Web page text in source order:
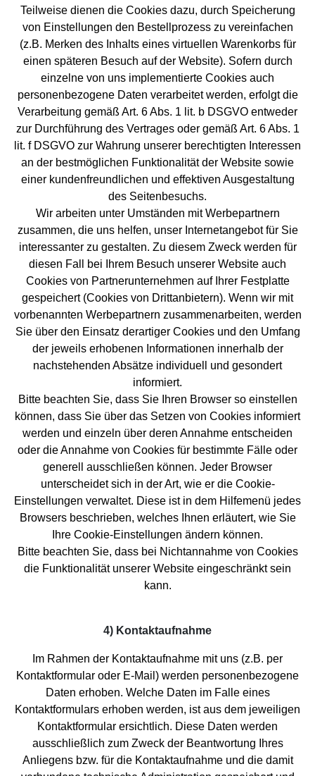
Teilweise dienen die Cookies dazu, durch Speicherung
von Einstellungen den Bestellprozess zu vereinfachen
(z.B. Merken des Inhalts eines virtuellen Warenkorbs für
einen späteren Besuch auf der Website). Sofern durch
einzelne von uns implementierte Cookies auch
personenbezogene Daten verarbeitet werden, erfolgt die
Verarbeitung gemäß Art. 6 Abs. 1 lit. b DSGVO entweder
zur Durchführung des Vertrages oder gemäß Art. 6 Abs. 1
lit. f DSGVO zur Wahrung unserer berechtigten Interessen
an der bestmöglichen Funktionalität der Website sowie
einer kundenfreundlichen und effektiven Ausgestaltung
des Seitenbesuchs.
Wir arbeiten unter Umständen mit Werbepartnern
zusammen, die uns helfen, unser Internetangebot für Sie
interessanter zu gestalten. Zu diesem Zweck werden für
diesen Fall bei Ihrem Besuch unserer Website auch
Cookies von Partnerunternehmen auf Ihrer Festplatte
gespeichert (Cookies von Drittanbietern). Wenn wir mit
vorbenannten Werbepartnern zusammenarbeiten, werden
Sie über den Einsatz derartiger Cookies und den Umfang
der jeweils erhobenen Informationen innerhalb der
nachstehenden Absätze individuell und gesondert
informiert.
Bitte beachten Sie, dass Sie Ihren Browser so einstellen
können, dass Sie über das Setzen von Cookies informiert
werden und einzeln über deren Annahme entscheiden
oder die Annahme von Cookies für bestimmte Fälle oder
generell ausschließen können. Jeder Browser
unterscheidet sich in der Art, wie er die Cookie-
Einstellungen verwaltet. Diese ist in dem Hilfemenü jedes
Browsers beschrieben, welches Ihnen erläutert, wie Sie
Ihre Cookie-Einstellungen ändern können.
Bitte beachten Sie, dass bei Nichtannahme von Cookies
die Funktionalität unserer Website eingeschränkt sein
kann.
4) Kontaktaufnahme
Im Rahmen der Kontaktaufnahme mit uns (z.B. per
Kontaktformular oder E-Mail) werden personenbezogene
Daten erhoben. Welche Daten im Falle eines
Kontaktformulars erhoben werden, ist aus dem jeweiligen
Kontaktformular ersichtlich. Diese Daten werden
ausschließlich zum Zweck der Beantwortung Ihres
Anliegens bzw. für die Kontaktaufnahme und die damit